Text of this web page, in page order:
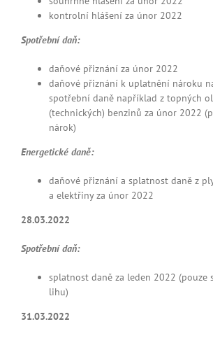
kontrolní hlášení za únor 2022
Spotřební daň:
daňové přiznání za únor 2022
daňové přiznání k uplatnění nároku
spotřební daně například z topných
(technických) benzinů za únor 2022
nárok)
Energetické daně:
daňové přiznání a splatnost daně z
a elektřiny za únor 2022
28.03.2022
Spotřební daň:
splatnost daně za leden 2022 (pouze
lihu)
31.03.2022